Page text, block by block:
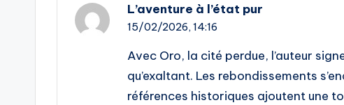
L’aventure à l’état pur
15/02/2026, 14:16
Avec Oro, la cité perdue, l’auteur
qu’exaltant. Les rebondissements
références historiques ajoutent une